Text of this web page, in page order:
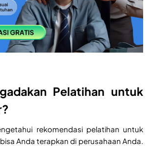
Pelatihan untuk
rekomendasi pelatihan untuk
Anda terapkan di perusahaan Anda.